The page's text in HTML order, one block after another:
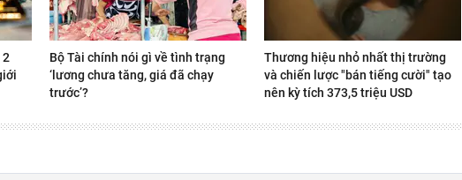
2
Bộ Tài chính nói gì về tình trạng
‘lương chưa tăng, giá đã chạy
trước’?
Thương hiệu nhỏ nhất thị trường
và chiến lược "bán tiếng cười" tạo
nên kỳ tích 373,5 triệu USD